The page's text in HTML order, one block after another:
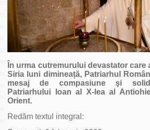
În urma cutremurului devastator care
Siria luni dimineață, Patriarhul
mesaj de compasiune şi
Patriarhului Ioan al X-lea al
Orient.
Redăm textul integral: